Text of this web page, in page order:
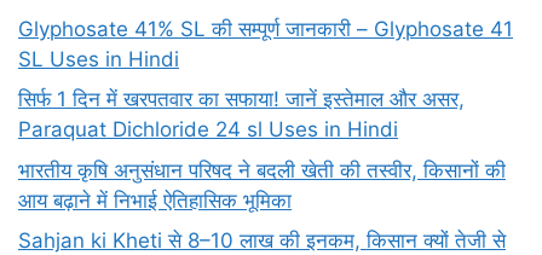
Glyphosate 41% SL की सम्पूर्ण जानकारी – Glyphosate 41
SL Uses in Hindi
सिर्फ 1 दिन में खरपतवार का सफाया! जानें इस्तेमाल और असर,
Paraquat Dichloride 24 sl Uses in Hindi
भारतीय कृषि अनुसंधान परिषद ने बदली खेती की तस्वीर, किसानों की
आय बढ़ाने में निभाई ऐतिहासिक भूमिका
Sahjan ki Kheti से 8–10 लाख की इनकम, किसान क्यों तेजी से